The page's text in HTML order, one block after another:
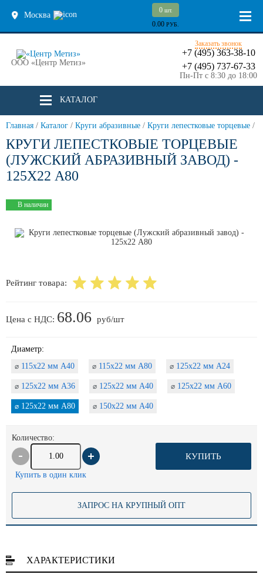
Москва
0 шт.
0.00 РУБ.
ООО «Центр Метиз»
Заказать звонок
+7 (495) 363-38-10
+7 (495) 737-67-33
Пн-Пт с 8:30 до 18:00
КАТАЛОГ
Главная / Каталог / Круги абразивные / Круги лепестковые торцевые /
КРУГИ ЛЕПЕСТКОВЫЕ ТОРЦЕВЫЕ
(ЛУЖСКИЙ АБРАЗИВНЫЙ ЗАВОД) -
125Х22 А80
В наличии
Рейтинг товара:
Цена с НДС: 68.06 руб/шт
Диаметр:
⌀ 115х22 мм А40 ⌀ 115х22 мм А80 ⌀ 125х22 мм А24
⌀ 125х22 мм А36 ⌀ 125х22 мм А40 ⌀ 125х22 мм А60
⌀ 125х22 мм А80 ⌀ 150х22 мм А40
Количество:
КУПИТЬ
Купить в один клик
ЗАПРОС НА КРУПНЫЙ ОПТ
ХАРАКТЕРИСТИКИ